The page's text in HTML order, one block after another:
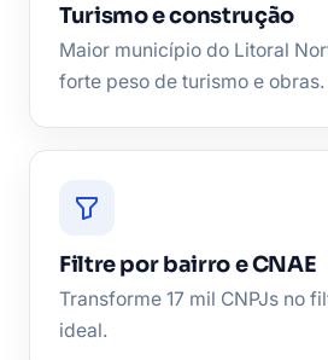
Turismo e construção
Maior município do Litoral
forte peso de turismo e obras.
Filtre por bairro e CNAE
Transforme 17 mil CNPJs no
ideal.